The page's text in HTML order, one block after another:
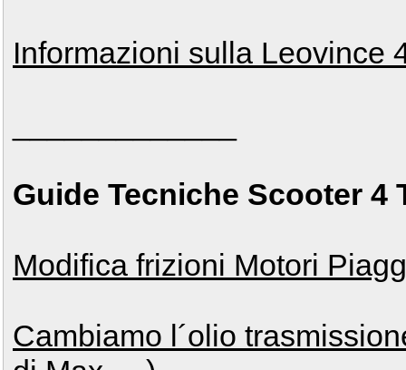
Informazioni sulla Leovince
Guide Tecniche Scooter 4
Modifica frizioni Motori
Cambiamo l´olio